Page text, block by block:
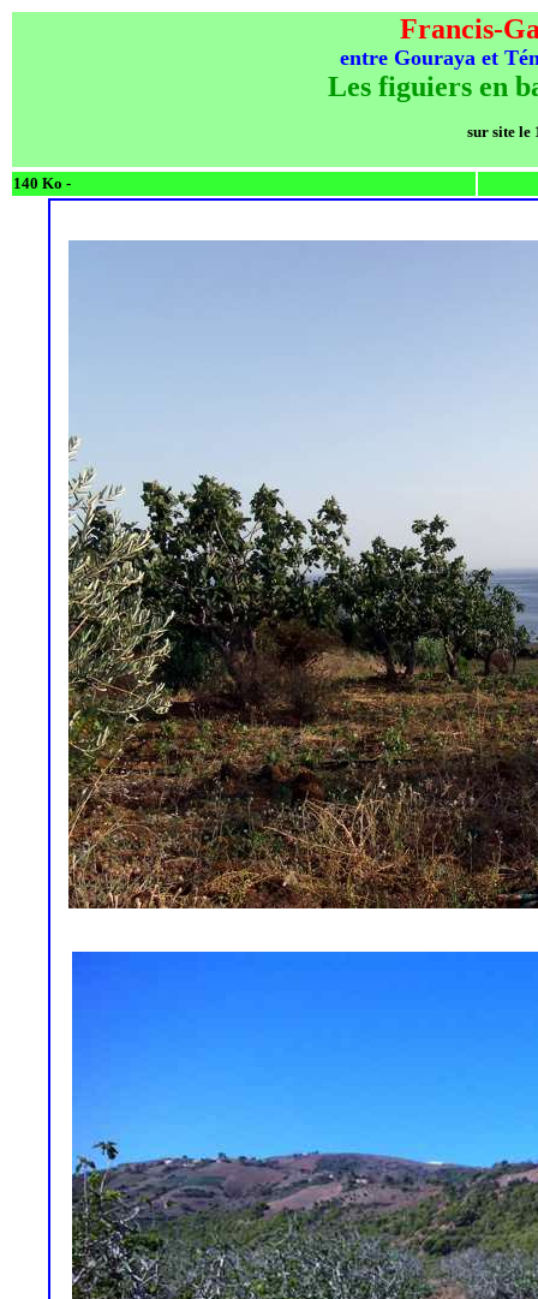
Francis-
entre Gouraya et
Les figuiers en
sur site le
140 Ko -